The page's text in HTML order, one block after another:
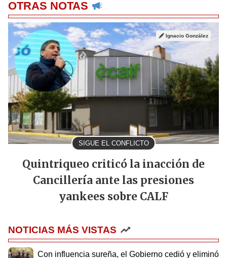
OTRAS NOTAS
SIGUE EL CONFLICTO
Ignacio González
Quintriqueo criticó la inacción de
Cancillería ante las presiones
yankees sobre CALF
NOTICIAS MÁS VISTAS
Con influencia sureña, el Gobierno cedió y eliminó